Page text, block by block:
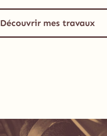
Découvrir mes travaux